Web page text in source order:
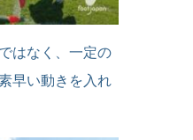
はなく、一定の
早い動きを入れ